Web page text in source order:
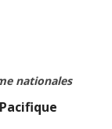
nationales